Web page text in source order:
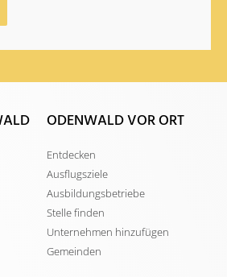
ODENWALD VOR ORT
Entdecken
Ausflugsziele
Ausbildungsbetriebe
Stelle finden
Unternehmen hinzufügen
Gemeinden